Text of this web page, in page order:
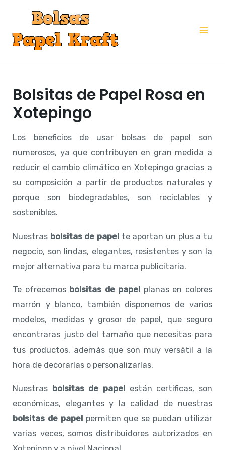
contenido
Bolsitas de Papel Rosa en
Xotepingo
Los beneficios de usar bolsas de papel son
numerosos, ya que contribuyen en gran medida a
reducir el cambio climático en Xotepingo gracias a
su composición a partir de productos naturales y
porque son biodegradables, son reciclables y
sostenibles.
Nuestras bolsitas de papel te aportan un plus a tu
negocio, son lindas, elegantes, resistentes y son la
mejor alternativa para tu marca publicitaria.
Te ofrecemos bolsitas de papel planas en colores
marrón y blanco, también disponemos de varios
modelos, medidas y grosor de papel, que seguro
encontraras justo del tamaño que necesitas para
tus productos, además que son muy versátil a la
hora de decorarlas o personalizarlas.
Nuestras bolsitas de papel están certificas, son
económicas, elegantes y la calidad de nuestras
bolsitas de papelpermiten que se puedan utilizar
varias veces, somos distribuidores autorizados en